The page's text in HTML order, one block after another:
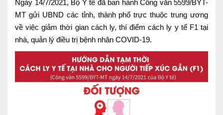
Tin tức BHYT
DỊCH VỤ
Các chuyên khoa tại Phòng khám
Ngày 14/7/2021, Bộ Y tế đã ban hành Công văn 5599/BYT-
MT gửi UBND các tỉnh, thành phố trực thuộc trung ương
về việc giảm thời gian cách ly, thí điểm cách ly y tế F1 tại
nhà, quản lý điều trị bệnh nhân COVID-19.